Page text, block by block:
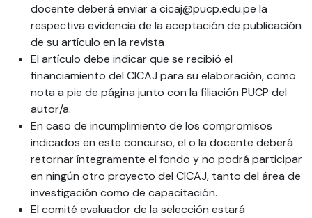
docente deberá enviar a cicaj@pucp.edu.pe la
respectiva evidencia de la aceptación de publicación
de su artículo en la revista
El artículo debe indicar que se recibió el
financiamiento del CICAJ para su elaboración, como
nota a pie de página junto con la filiación PUCP del
autor/a.
En caso de incumplimiento de los compromisos
indicados en este concurso, el o la docente deberá
retornar íntegramente el fondo y no podrá participar
en ningún otro proyecto del CICAJ, tanto del área de
investigación como de capacitación.
El comité evaluador de la selección estará